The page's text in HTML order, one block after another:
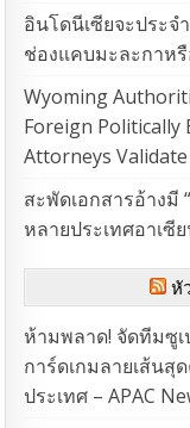
อินโดนีเซียจะประจ
ช่องแคบมะละกาหรื
Wyoming
Foreign Politically
Attorneys
สะพัดเอกสารอ้างมี
หลายประเทศอาเซี
หั
ห้ามพลาด! จัดทีมซู
การ์ดเกมลายเส้นสุ
ประเทศ – APAC